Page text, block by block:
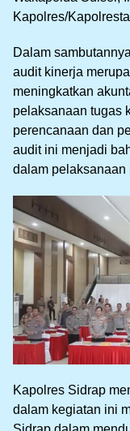
Kapolres/
Dalam
audit kinerja
meningkatkan
pelaksanaan tugas
perencanaan dan
audit ini menjadi
dalam pelaksanaan
Kapolres Sidrap
dalam kegiatan ini